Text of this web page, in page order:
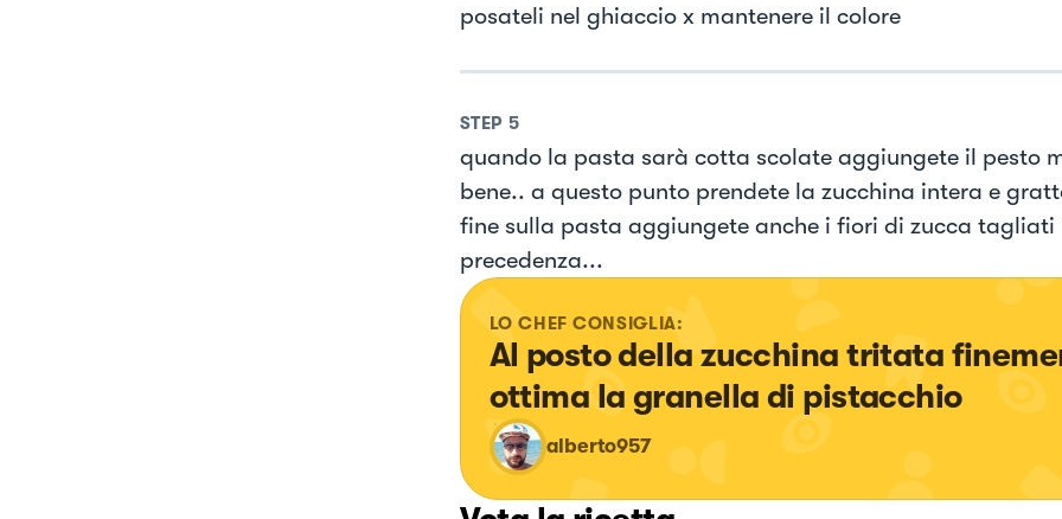
posateli nel ghiaccio x mantenere il colore
STEP 5
quando la pasta sarà cotta scolate aggiungete il pesto
bene.. a questo punto prendete la zucchina intera e
fine sulla pasta aggiungete anche i fiori di zucca tagliati
precedenza...
LO CHEF CONSIGLIA:
Al posto della zucchina tritata
ottima la granella di pistacchio
alberto957